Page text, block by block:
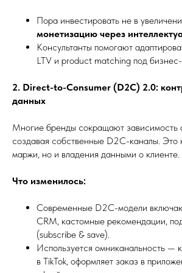
Пора инвестировать не в
монетизацию через
Консультанты помогают
LTV и product matching под бизнес-
2. Direct-to-Consumer (D2C) 2.0:
данных
Многие бренды сокращают зависимость
создавая собственные D2C-каналы. Это
маржи, но и владения данными о клиенте.
Что изменилось:
Современные D2C-модели
CRM, кастомные рекомендации,
(subscribe & save).
Используется омниканальность —
в TikTok, оформляет заказ в